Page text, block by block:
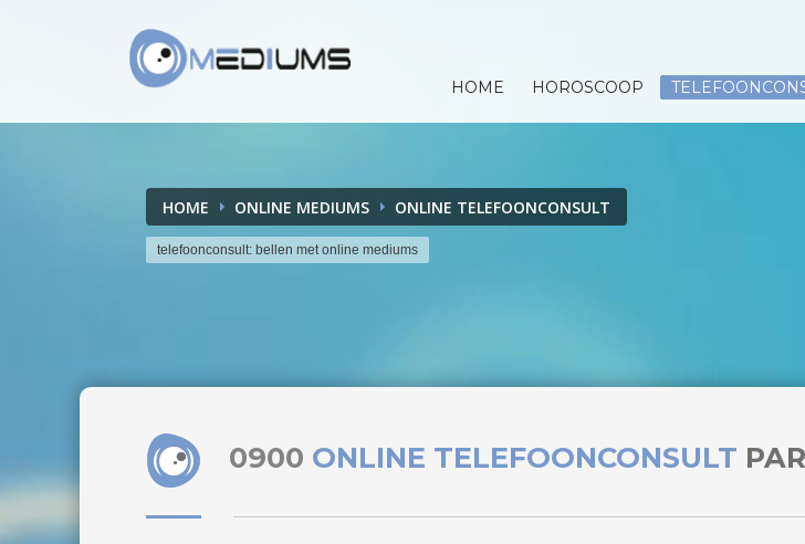
HOME HOROSCOOP
HOME ONLINE MEDIUMS ONLINE TELEFOONCONSULT
telefoonconsult: bellen met online mediums
0900 ONLINE TELEFOONCONSULT